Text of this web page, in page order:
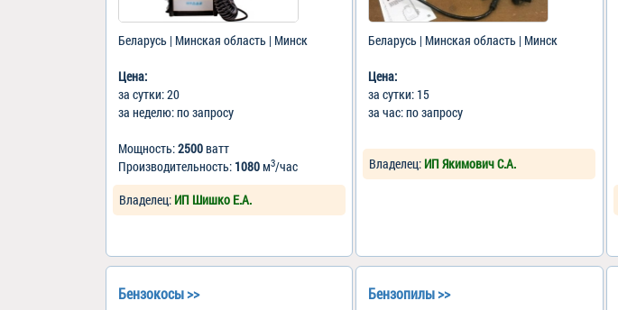
Беларусь | Минская область | Минск
Цена:
за сутки: 20
за неделю: по запросу
Мощность:2500ватт
Производительность: 1080м3/час
Владелец: ИП Шишко Е.А.
Беларусь | Минская область | Минск
Цена:
за сутки: 15
за час: по запросу
Владелец: ИП Якимович С.А.
Бензокосы >> Бензопилы >>